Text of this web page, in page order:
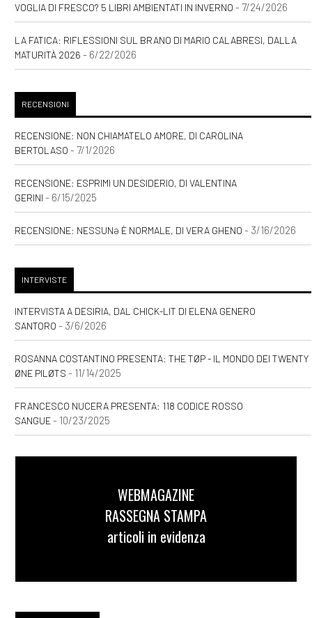
VOGLIA DI FRESCO? 5 LIBRI AMBIENTATI IN INVERNO - 7/24/2026
LA FATICA: RIFLESSIONI SUL BRANO DI MARIO CALABRESI, DALLA
MATURITÀ 2026 - 6/22/2026
RECENSIONI
RECENSIONE: NON CHIAMATELO AMORE, DI CAROLINA
BERTOLASO - 7/1/2026
RECENSIONE: ESPRIMI UN DESIDERIO, DI VALENTINA
GERINI - 6/15/2025
RECENSIONE: NESSUNƏ È NORMALE, DI VERA GHENO - 3/16/2026
INTERVISTE
INTERVISTA A DESIRIA, DAL CHICK-LIT DI ELENA GENERO
SANTORO - 3/6/2026
ROSANNA COSTANTINO PRESENTA: THE TØP - IL MONDO DEI TWENTY
ØNE PILØTS - 11/14/2025
FRANCESCO NUCERA PRESENTA: 118 CODICE ROSSO
SANGUE- 10/23/2025
WEBMAGAZINE
RASSEGNA STAMPA
articoli in evidenza